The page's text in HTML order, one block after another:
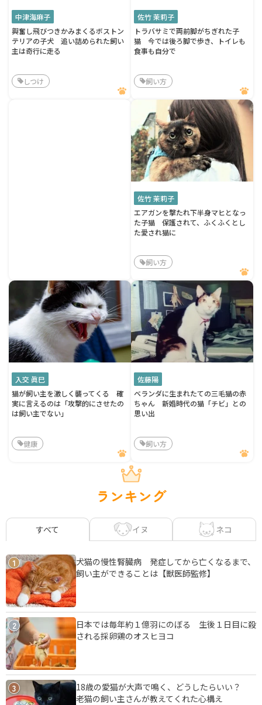
中津海麻子
興奮し飛びつきかみまくるボストン
テリアの子犬 追い詰められた飼い
主は奇行に走る
しつけ
佐竹 茉莉子
トラバサミで両前脚がちぎれた子
猫 今では後ろ脚で歩き、トイレも
食事も自分で
飼い方
佐竹 茉莉子
エアガンを撃たれ下半身マヒとなっ
た子猫 保護されて、ふくふくとし
た愛され猫に
飼い方
入交 眞巳
猫が飼い主を激しく襲ってくる 確
実に言えるのは「攻撃的にさせたの
は飼い主でない」
健康
佐藤陽
ベランダに生まれたての三毛猫の赤
ちゃん 新婚時代の猫「チビ」との
思い出
飼い方
ランキング
すべて イヌ ネコ
1
犬猫の慢性腎臓病 発症してから亡くなるまで、
飼い主ができることは【獣医師監修】
2
日本では毎年約１億羽にのぼる 生後１日目に殺
される採卵鶏のオスヒヨコ
3
18歳の愛猫が大声で鳴く、どうしたらいい？
老猫の飼い主さんが教えてくれた心構え